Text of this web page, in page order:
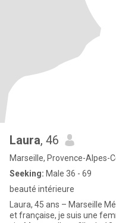
Laura, 46
Marseille, Provence-Alpes-
Seeking: Male 36 - 69
beauté intérieure
Laura, 45 ans – Marseille
et française, je suis une